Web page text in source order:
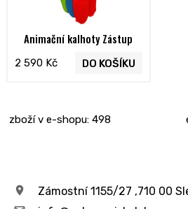
Animační kalhoty Zástup
2 590 Kč DO KOŠÍKU
zboží v e-shopu: 498
Zámostní 1155/27 ,710 00